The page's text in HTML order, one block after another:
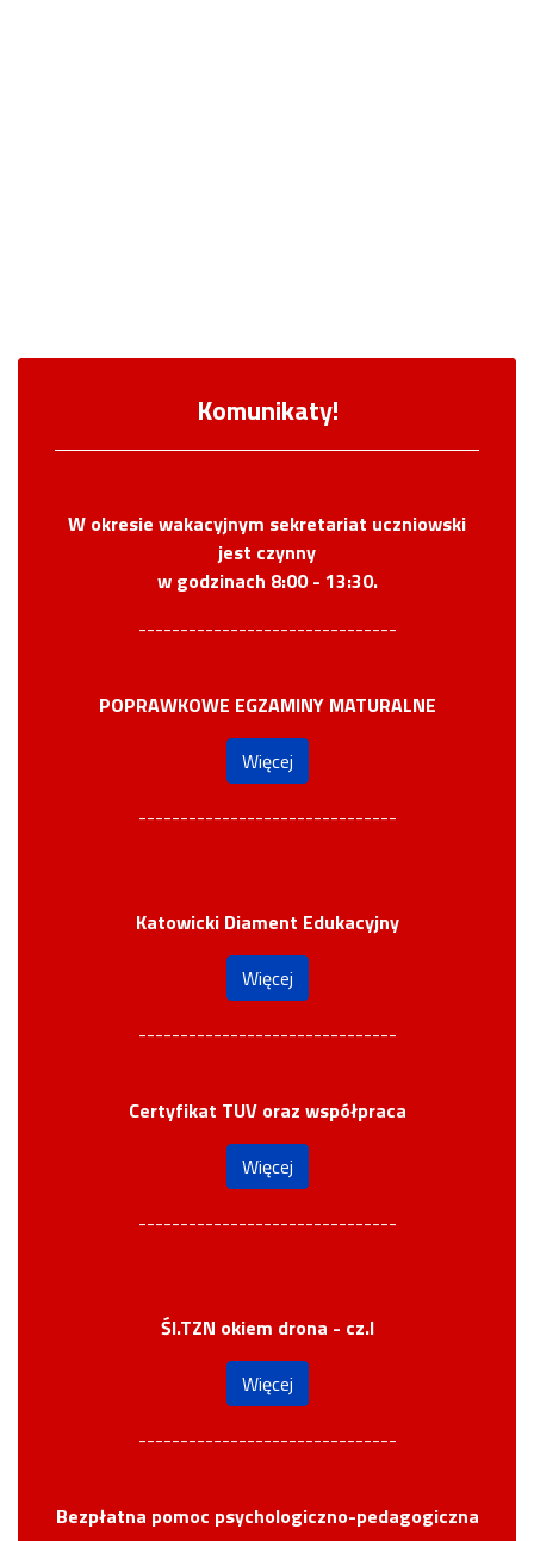
Komunikaty!
W okresie wakacyjnym sekretariat uczniowski
jest czynny
w godzinach 8:00 - 13:30.
-------------------------------
POPRAWKOWE EGZAMINY MATURALNE
Więcej
-------------------------------
Katowicki Diament Edukacyjny
Więcej
-------------------------------
Certyfikat TUV oraz współpraca
Więcej
-------------------------------
Śl.TZN okiem drona - cz.I
Więcej
-------------------------------
Bezpłatna pomoc psychologiczno-pedagogiczna